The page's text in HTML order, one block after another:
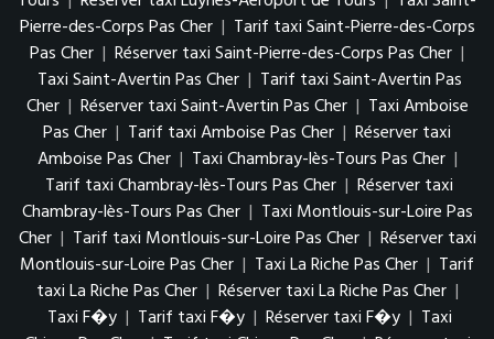
Pierre-des-Corps Pas Cher | Tarif taxi Saint-Pierre-des-Corps
Pas Cher | Réserver taxi Saint-Pierre-des-Corps Pas Cher |
Taxi Saint-Avertin Pas Cher | Tarif taxi Saint-Avertin Pas
Cher | Réserver taxi Saint-Avertin Pas Cher | Taxi Amboise
Pas Cher | Tarif taxi Amboise Pas Cher | Réserver taxi
Amboise Pas Cher | Taxi Chambray-lès-Tours Pas Cher |
Tarif taxi Chambray-lès-Tours Pas Cher | Réserver taxi
Chambray-lès-Tours Pas Cher | Taxi Montlouis-sur-Loire Pas
Cher | Tarif taxi Montlouis-sur-Loire Pas Cher | Réserver taxi
Montlouis-sur-Loire Pas Cher | Taxi La Riche Pas Cher | Tarif
taxi La Riche Pas Cher | Réserver taxi La Riche Pas Cher |
Taxi F�y | Tarif taxi F�y | Réserver taxi F�y | Taxi